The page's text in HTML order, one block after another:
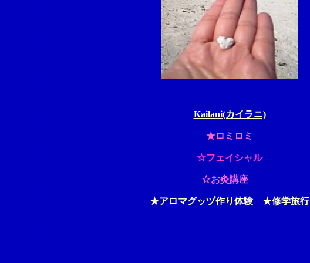
Kailani(カイラニ)
★ロミロミ
☆フェイシャル
☆お灸講座
★アロマグッヅ作り体験 ★修学旅行